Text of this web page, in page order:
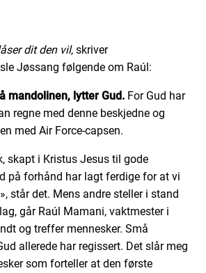
dit den vil, skriver
Jøssang følgende om Raúl:
mandolinen, lytter Gud. For Gud har
regne med denne beskjedne og
med Air Force-capsen.
skapt i Kristus Jesus til gode
på forhånd har lagt ferdige for at vi
står det. Mens andre steller i stand
går Raúl Mamani, vaktmester i
og treffer mennesker. Små
allerede har regissert. Det slår meg
som forteller at den første